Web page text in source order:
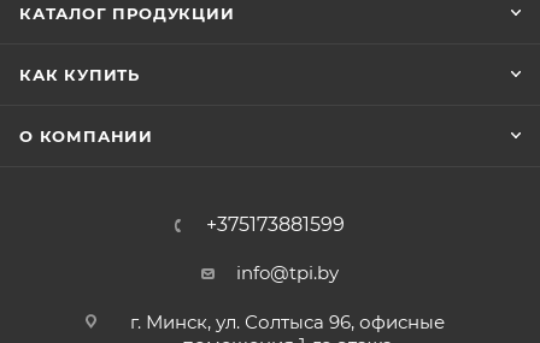
КАТАЛОГ ПРОДУКЦИИ
КАК КУПИТЬ
О КОМПАНИИ
+375173881599
info@tpi.by
г. Минск, ул. Солтыса 96, офисные